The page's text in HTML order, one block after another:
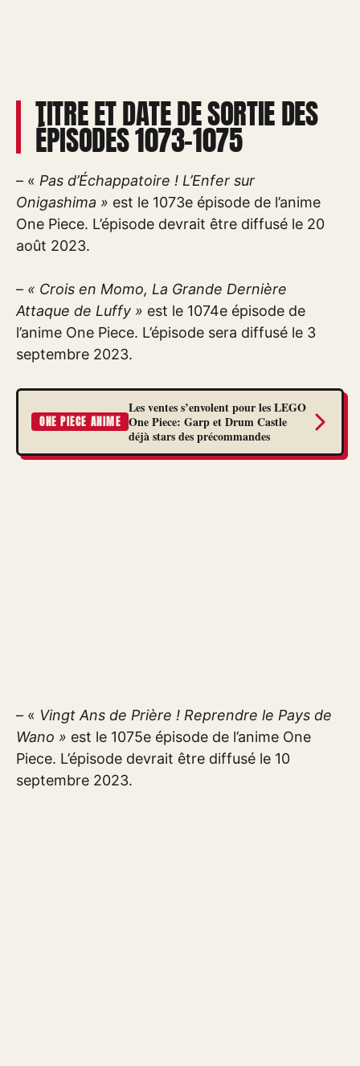
TITRE ET DATE DE SORTIE DES
ÉPISODES 1073-1075
– « Pas d’Échappatoire ! L’Enfer sur
Onigashima » est le 1073e épisode de l’anime
One Piece. L’épisode devrait être diffusé le 20
août 2023.
– « Crois en Momo, La Grande Dernière
Attaque de Luffy » est le 1074e épisode de
l’anime One Piece. L’épisode sera diffusé le 3
septembre 2023.
ONE PIECE ANIME
Les ventes s’envolent pour les LEGO
One Piece: Garp et Drum Castle
déjà stars des précommandes
– « Vingt Ans de Prière ! Reprendre le Pays de
Wano » est le 1075e épisode de l’anime One
Piece. L’épisode devrait être diffusé le 10
septembre 2023.